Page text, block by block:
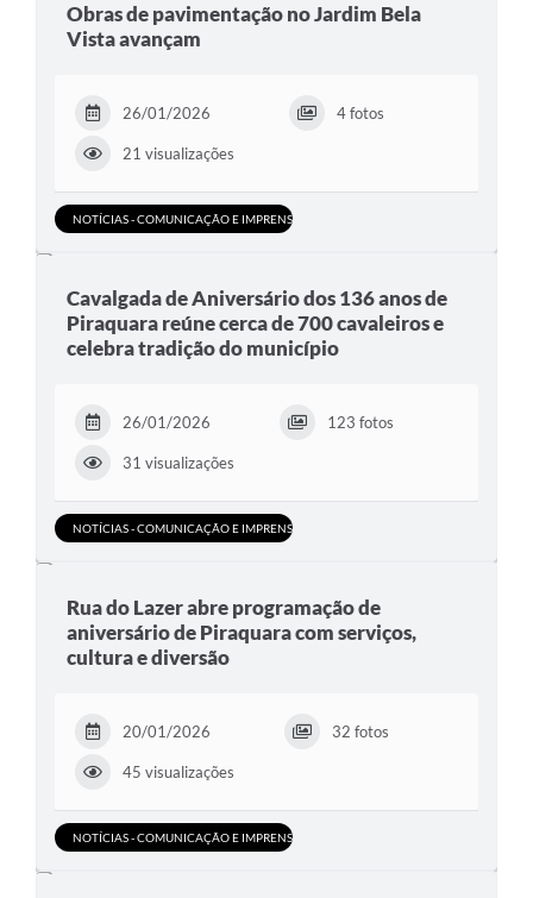
Obras de pavimentação no Jardim Bela
Vista avançam
26/01/2026 4 fotos
21 visualizações
NOTÍCIAS - COMUNICAÇÃO E IMPRENSA
Cavalgada de Aniversário dos 136 anos de
Piraquara reúne cerca de 700 cavaleiros e
celebra tradição do município
26/01/2026 123 fotos
31 visualizações
NOTÍCIAS - COMUNICAÇÃO E IMPRENSA
Rua do Lazer abre programação de
aniversário de Piraquara com serviços,
cultura e diversão
20/01/2026 32 fotos
45 visualizações
NOTÍCIAS - COMUNICAÇÃO E IMPRENSA